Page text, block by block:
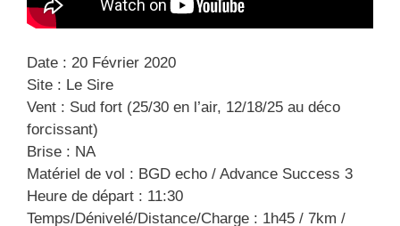
Date : 20 Février 2020
Site : Le Sire
Vent : Sud fort (25/30 en l’air, 12/18/25 au déco
forcissant)
Brise : NA
Matériel de vol : BGD echo / Advance Success 3
Heure de départ : 11:30
Temps/Dénivelé/Distance/Charge : 1h45 / 7km /